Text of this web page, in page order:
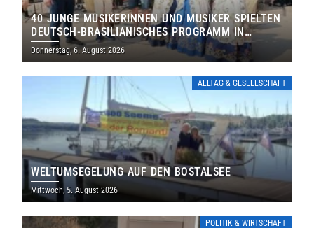
40 JUNGE MUSIKERINNEN UND MUSIKER SPIELTEN
DEUTSCH-BRASILIANISCHES PROGRAMM IN
THOLEY
Donnerstag, 6. August 2026
ALLTAG & GESELLSCHAFT
WELTUMSEGELUNG AUF DEN BOSTALSEE
Mittwoch, 5. August 2026
POLITIK & WIRTSCHAFT